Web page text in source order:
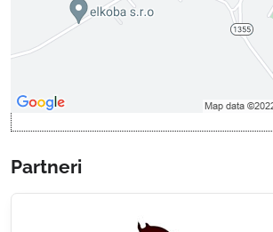
Povoliť a zapamätať - súhlas s
Partneri